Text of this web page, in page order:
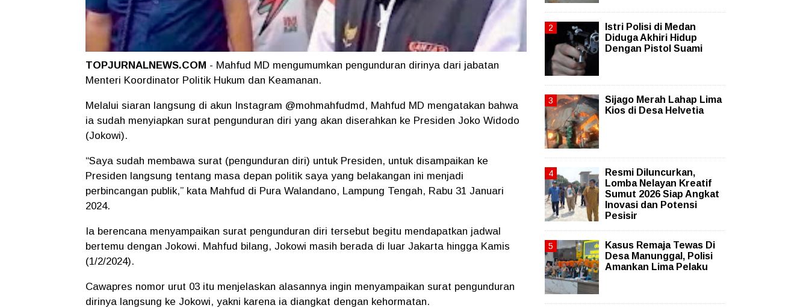
TOPJURNALNEWS.COM - Mahfud MD mengumumkan pengunduran dirinya dari jabatan
Menteri Koordinator Politik Hukum dan Keamanan.
Melalui siaran langsung di akun Instagram @mohmahfudmd, Mahfud MD mengatakan bahwa
ia sudah menyiapkan surat pengunduran diri yang akan diserahkan ke Presiden Joko Widodo
(Jokowi).
“Saya sudah membawa surat (pengunduran diri) untuk Presiden, untuk disampaikan ke
Presiden langsung tentang masa depan politik saya yang belakangan ini menjadi
perbincangan publik,” kata Mahfud di Pura Walandano, Lampung Tengah, Rabu 31 Januari
2024.
Ia berencana menyampaikan surat pengunduran diri tersebut begitu mendapatkan jadwal
bertemu dengan Jokowi. Mahfud bilang, Jokowi masih berada di luar Jakarta hingga Kamis
(1/2/2024).
Cawapres nomor urut 03 itu menjelaskan alasannya ingin menyampaikan surat pengunduran
dirinya langsung ke Jokowi, yakni karena ia diangkat dengan kehormatan.
Istri Polisi di Medan
Diduga Akhiri Hidup
Dengan Pistol Suami
Sijago Merah Lahap Lima
Kios di Desa Helvetia
Resmi Diluncurkan,
Lomba Nelayan Kreatif
Sumut 2026 Siap Angkat
Inovasi dan Potensi
Pesisir
Kasus Remaja Tewas Di
Desa Manunggal, Polisi
Amankan Lima Pelaku